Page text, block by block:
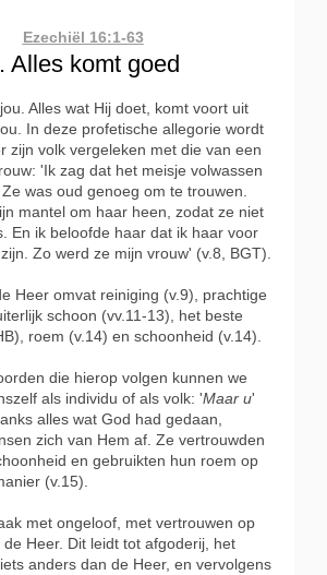
Ezechiël 16:1-63
Alles komt goed
Alles wat Hij doet, komt voort uit
In deze profetische allegorie wordt
zijn volk vergeleken met die van een
'Ik zag dat het meisje volwassen
was oud genoeg om te trouwen.
mantel om haar heen, zodat ze niet
En ik beloofde haar dat ik haar voor
Zo werd ze mijn vrouw' (v.8, BGT).
Heer omvat reiniging (v.9), prachtige
schoon (vv.11-13), het beste
roem (v.14) en schoonheid (v.14).
die hierop volgen kunnen we
als individu of als volk: 'Maar u'
alles wat God had gedaan,
zich van Hem af. Ze vertrouwden
en gebruikten hun roem op
(v.15).
met ongeloof, met vertrouwen op
Heer. Dit leidt tot afgoderij, het
anders dan de Heer, en vervolgens